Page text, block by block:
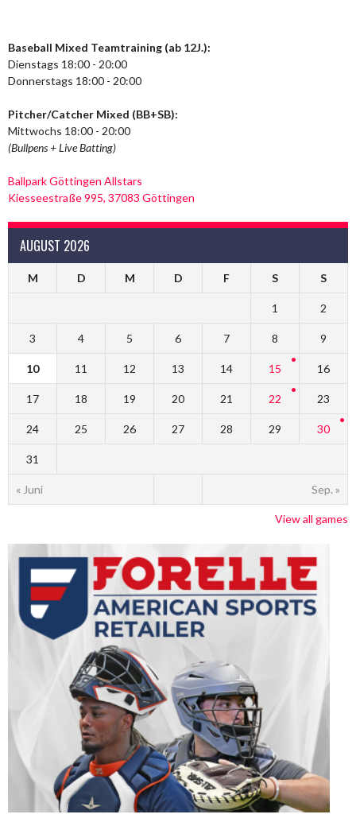
Baseball Mixed Teamtraining (ab 12J.):
Dienstags 18:00 - 20:00
Donnerstags 18:00 - 20:00
Pitcher/Catcher Mixed (BB+SB):
Mittwochs 18:00 - 20:00
(Bullpens + Live Batting)
Ballpark Göttingen Allstars
Kiesseestraße 995, 37083 Göttingen
AUGUST 2026
M D M D F S S
« Juni Sep. »
1 2
3 4 5 6 7 8 9
10 11 12 13 14 15 16
17 18 19 20 21 22 23
24 25 26 27 28 29 30
31
View all games